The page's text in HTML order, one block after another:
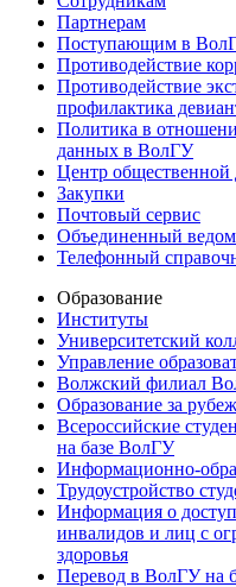
Партнерам
Поступающим в
Противодействие
Противодействие
профилактика
Политика в
данных в ВолГУ
Центр общественной
Закупки
Почтовый сервис
Объединенный
Телефонный
Образование
Институты
Университетский
Управление
Волжский филиал
Образование за
Всероссийские
на базе ВолГУ
Информационно-
Трудоустройство
Информация о
инвалидов и лиц с
здоровья
Перевод в ВолГУ на